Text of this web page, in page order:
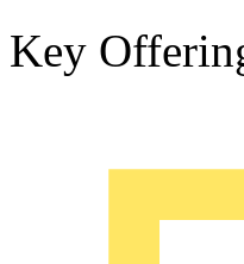
Key